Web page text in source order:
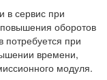
в сервис при
оборотов
потребуется при
времени,
модуля.